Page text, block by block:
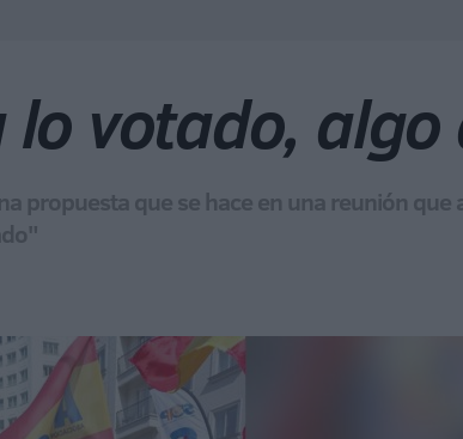
lo votado,
propuesta que se hace en una reunión